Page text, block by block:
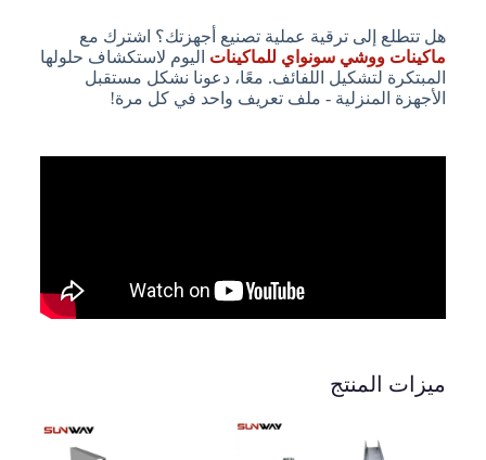
هل تتطلع إلى ترقية عملية تصنيع أجهزتك؟ اشترك مع
ماكينات ووشي سونواي للماكينات اليوم لاستكشاف حلولها
المبتكرة لتشكيل اللفائف. معًا، دعونا نشكل مستقبل
الأجهزة المنزلية - ملف تعريف واحد في كل مرة!
ميزات المنتج